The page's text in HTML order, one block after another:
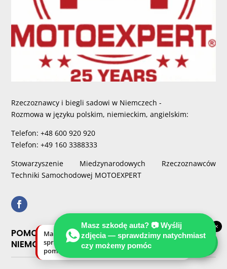
Rzeczoznawcy i biegli sadowi w Niemczech -
Rozmowa w języku polskim, niemieckim, angielskim:
Telefon: +48 600 920 920
Telefon: +49 160 3388333
Stowarzyszenie Miedzynarodowych Rzeczoznawców
Techniki Samochodowej MOTOEXPERT
POMOC RZECZOZNAWCY PO KOLIZJI W
NIEMCZECH
Masz szkodę auta? 📷 Wyślij
zdjęcia — sprawdzimy natychmiast
czy możemy pomóc
×
Masz szkodę auta? Wyślij zdjęcia —
sprawdzimy natychmiast, czy możemy
pomóc.